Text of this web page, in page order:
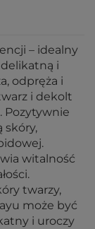
– idealny
i
odpręża i
i dekolt
Pozytywnie
skóry,
witalność
twarzy,
może być
i uroczy